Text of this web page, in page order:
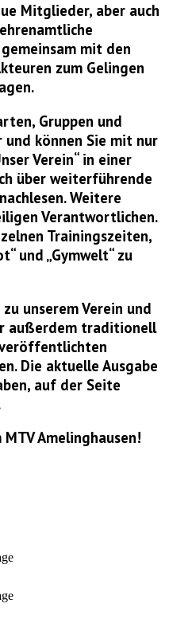
Mitglieder, aber auch
mit den
zum Gelingen
Gruppen und
können Sie mit nur
Verein“ in einer
über weiterführende
Weitere
Verantwortlichen.
Trainingszeiten,
und „Gymwelt“ zu
unserem Verein und
außerdem traditionell
Die aktuelle Ausgabe
auf der Seite
Amelinghausen!